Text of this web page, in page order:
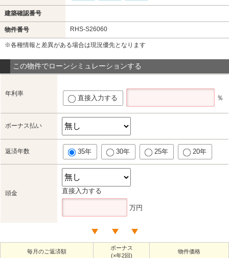
建築確認番号
物件番号 RHS-S26060
※各種情報と差異がある場合は現況優先となります
この物件でローンシミュレーションする
年利率
直接入力する ％
ボーナス払い
返済年数 35年 30年 25年 20年
頭金 直接入力する
万円
毎月のご返済額
ボーナス
(×年2回)
物件価格